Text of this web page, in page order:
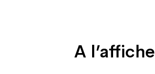
A l’affiche